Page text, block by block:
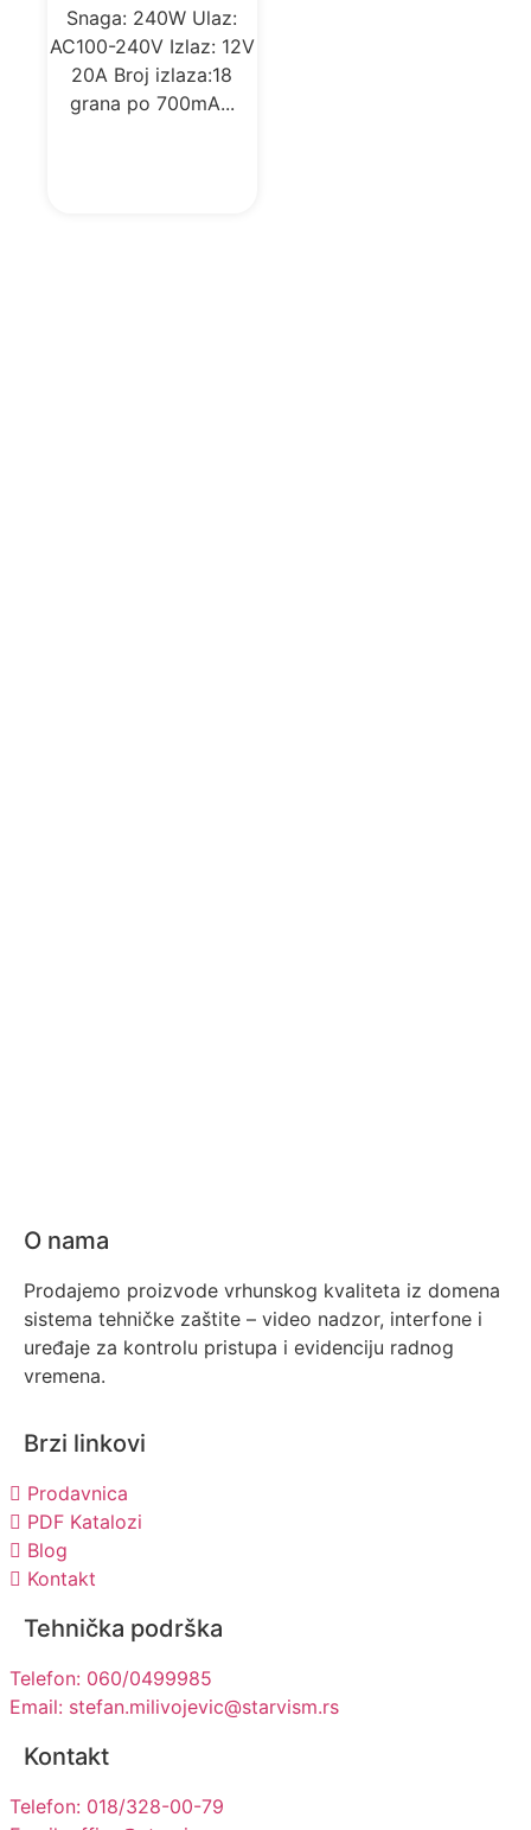
Snaga: 240W Ulaz:
AC100-240V Izlaz: 12V
20A Broj izlaza:18
grana po 700mA...
O nama
Prodajemo proizvode vrhunskog kvaliteta iz domena
sistema tehničke zaštite – video nadzor, interfone i
uređaje za kontrolu pristupa i evidenciju radnog
vremena.
Brzi linkovi
Prodavnica
PDF Katalozi
Blog
Kontakt
Tehnička podrška
Telefon: 060/0499985
Email: stefan.milivojevic@starvism.rs
Kontakt
Telefon: 018/328-00-79